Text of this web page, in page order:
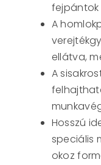
fejpántok
A
ellátva,
A
Hosszú
speciális
okoz